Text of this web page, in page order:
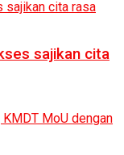
sajikan cita